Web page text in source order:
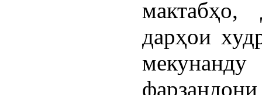
мактабҳо,
дарҳои